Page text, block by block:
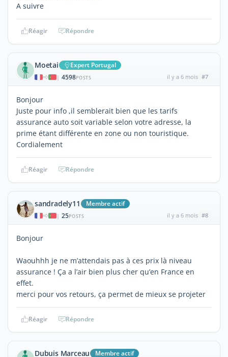
A suivre
Réagir Répondre
Moetai Expert Portugal
| 4598POSTS il y a 6 mois #7
Bonjour
Juste pour info ,il semblerait bien que les tarifs
assurance auto soit variable selon votre adresse, la
prime étant différente en zone ou non touristique.
Cordialement
Réagir Répondre
sandradely11 Membre actif
| 25POSTS il y a 6 mois #8
Bonjour
Waouhhh je ne m’attendais pas à ces prix là niveau
assurance ! Ça a l’air bien plus cher qu’en France en
effet.
merci pour vos retours, ça permet de mieux se projeter
Réagir Répondre
Dubuis Marceau Membre actif